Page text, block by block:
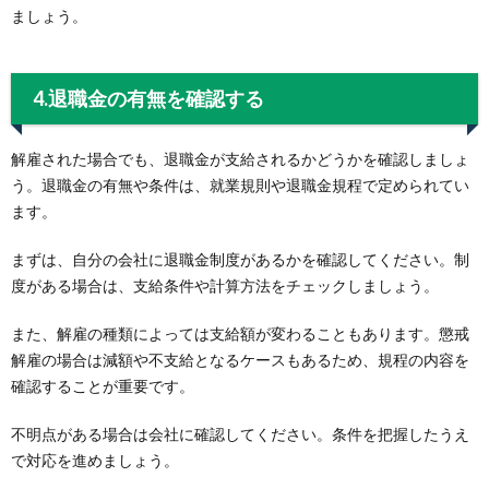
ましょう。
4.退職金の有無を確認する
解雇された場合でも、退職金が支給されるかどうかを確認しましょ
う。退職金の有無や条件は、就業規則や退職金規程で定められてい
ます。
まずは、自分の会社に退職金制度があるかを確認してください。制
度がある場合は、支給条件や計算方法をチェックしましょう。
また、解雇の種類によっては支給額が変わることもあります。懲戒
解雇の場合は減額や不支給となるケースもあるため、規程の内容を
確認することが重要です。
不明点がある場合は会社に確認してください。条件を把握したうえ
で対応を進めましょう。